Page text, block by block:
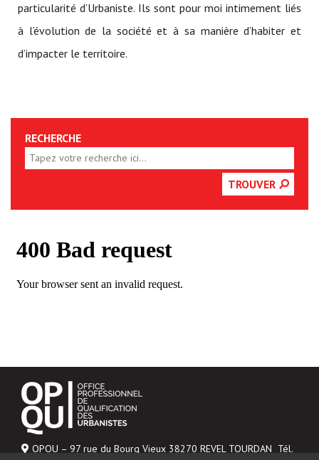
particularité d’Urbaniste. Ils sont pour moi intimement liés
à l’évolution de la société et à sa manière d’habiter et
d’impacter le territoire.
RECHERCHE
TROUVER
OPQU – 97 rue du Bourg Vieux 38270 REVEL TOURDAN Tél.